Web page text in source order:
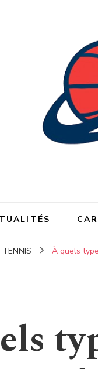
TENNIS À quels